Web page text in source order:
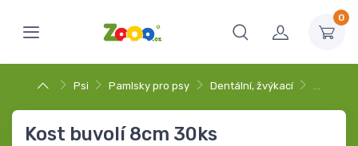
0
Psi Pamlsky pro psy Dentální, žvýkací …
Kost buvolí 8cm 30ks